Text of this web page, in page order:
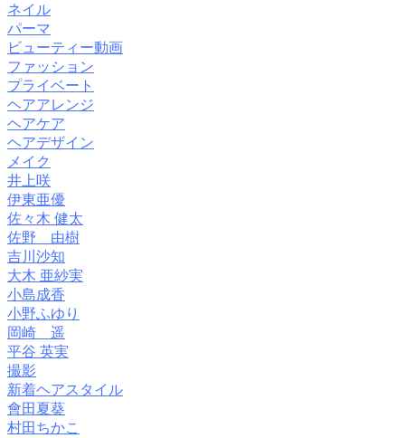
ネイル
パーマ
ビューティー動画
ファッション
プライベート
ヘアアレンジ
ヘアケア
ヘアデザイン
メイク
井上咲
伊東亜優
佐々木 健太
佐野 由樹
吉川沙知
大木 亜紗実
小島成香
小野ふゆり
岡崎 遥
平谷 英実
撮影
新着ヘアスタイル
會田夏葵
村田ちかこ